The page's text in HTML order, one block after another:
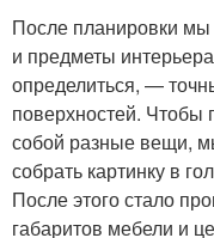
После планировки
и предметы
определиться, —
поверхностей. Чтобы
собой разные вещи,
собрать картинку в
После этого стало
габаритов мебели и